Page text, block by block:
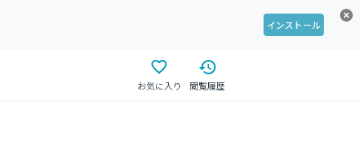
インストール
お気に入り 閲覧履歴